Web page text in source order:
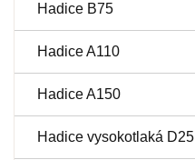
Hadice B75
Hadice A110
Hadice A150
Hadice vysokotlaká D25